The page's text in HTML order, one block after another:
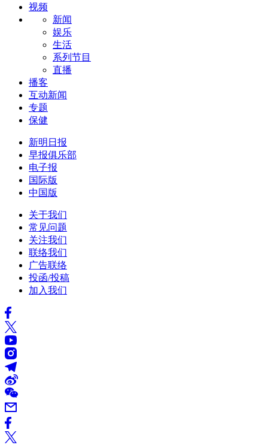
视频
新闻
娱乐
生活
系列节目
直播
播客
互动新闻
专题
保健
新明日报
早报俱乐部
电子报
国际版
中国版
关于我们
常见问题
关注我们
联络我们
广告联络
投函/投稿
加入我们